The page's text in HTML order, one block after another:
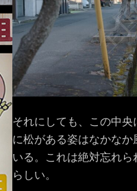
それにしても、この中央
に松がある姿はなかな
いる。これは絶対忘れ
らしい。